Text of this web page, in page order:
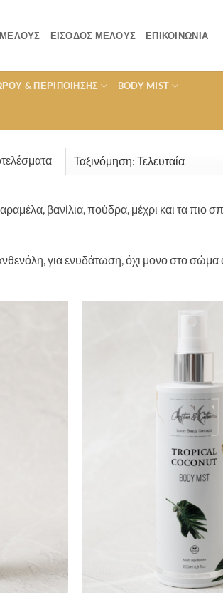
ΕΊΣΟΔΟΣ ΜΈΛΟΥΣ ΕΠΙΚΟΙΝΩΝΊΑ
& ΠΕΡΙΠΟΊΗΣΗΣ BODY MIST
Sorted
βανίλια, πούδρα, μέχρι και τα πιο
για ενυδάτωση, όχι μονο στο σώμα